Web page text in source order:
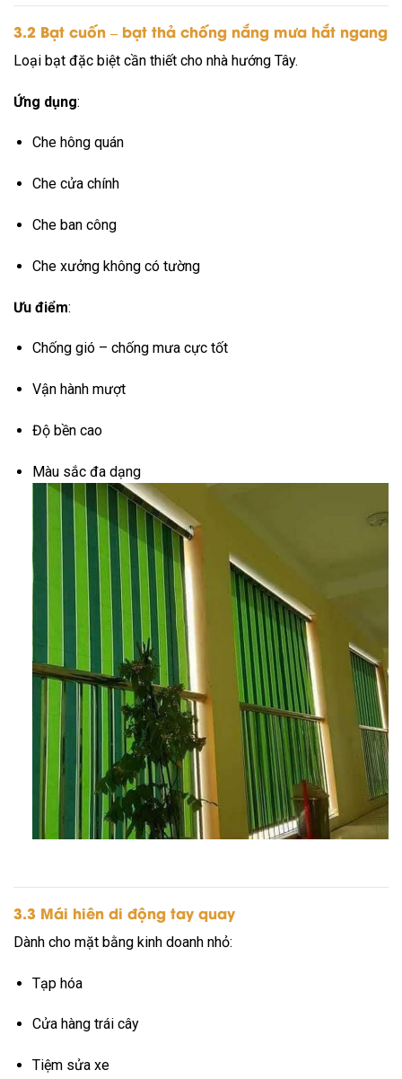
3.2 Bạt cuốn – bạt thả chống nắng mưa hắt ngang
Loại bạt đặc biệt cần thiết cho nhà hướng Tây.
Ứng dụng:
Che hông quán
Che cửa chính
Che ban công
Che xưởng không có tường
Ưu điểm:
Chống gió – chống mưa cực tốt
Vận hành mượt
Độ bền cao
Màu sắc đa dạng
3.3 Mái hiên di động tay quay
Dành cho mặt bằng kinh doanh nhỏ:
Tạp hóa
Cửa hàng trái cây
Tiệm sửa xe